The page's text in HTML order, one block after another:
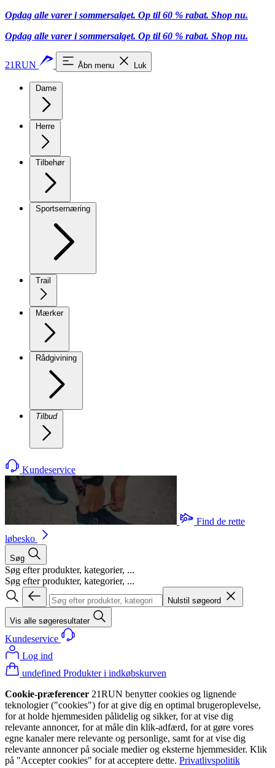
Opdag alle varer i sommersalget. Op til 60 % rabat. Shop nu.
Opdag alle varer i sommersalget. Op til 60 % rabat. Shop nu.
21RUN Åbn menu Luk
Dame
Herre
Tilbehør
Sportsernæring
Trail
Mærker
Rådgivining
Tilbud
Kundeservice
Find de rette
løbesko
Søg
Søg efter produkter, kategorier, ...
Søg efter produkter, kategorier, ...
Nulstil søgeord
Vis alle søgeresultater
Kundeservice
Log ind
undefined Produkter i indkøbskurven
Cookie-præferencer 21RUN benytter cookies og lignende
teknologier ("cookies") for at give dig en optimal brugeroplevelse,
for at holde hjemmesiden pålidelig og sikker, for at vise dig
relevante annoncer, for at måle din klik-adfærd, for at gøre vores
egne kanaler mere relevante og personlige, samt for at vise dig
relevante annoncer på sociale medier og eksterne hjemmesider. Klik
på "Accepter cookies" for at acceptere dette. Privatlivspolitik